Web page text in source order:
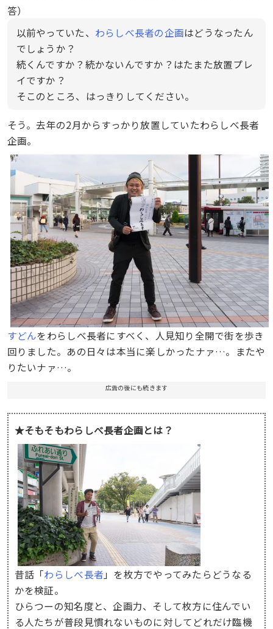
答）
以前やっていた、 わらしべ長者の企画はどうなったん
でしょうか？
続くんですか？続かないんですか？はたまた放置プレ
イですか？
そこのところ、はっきりしてください。
そう。去年の2月からすっかり放置していたわらしべ長者
企画。
すどんをわらしべ長者にすべく、人見知り全開で街を歩き
回りました。あの日々は本当に楽しかったナァ…。またや
りたいナァ…。
広告の後にも続きます
★そもそもわらしべ長者企画とは？
昔話「わらしべ長者 」を枚方でやってみたらどうなる
かを検証。
ひらつーの知名度と、企画力、そして枚方に住んでい
る人たちが普段見慣れないものに対してどれだけ臨機